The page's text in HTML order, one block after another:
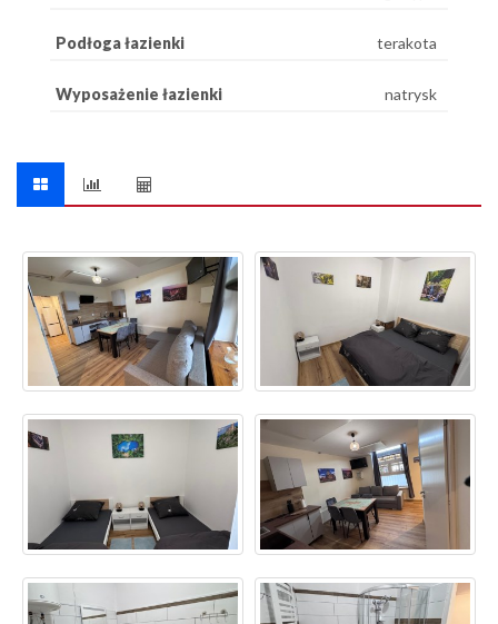
Podłoga łazienki terakota
Wyposażenie łazienki natrysk